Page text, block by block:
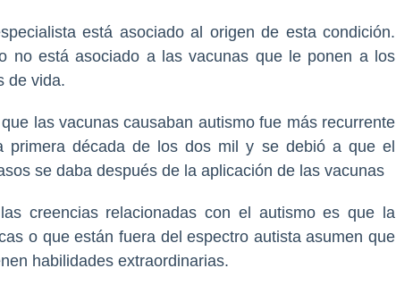
está asociado al origen de esta condición.
no está asociado a las vacunas que le ponen a los
de vida.
las vacunas causaban autismo fue más recurrente
primera década de los dos mil y se debió a que el
se daba después de la aplicación de las vacunas
creencias relacionadas con el autismo es que la
o que están fuera del espectro autista asumen que
habilidades extraordinarias.